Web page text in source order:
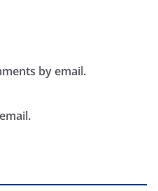
by email.